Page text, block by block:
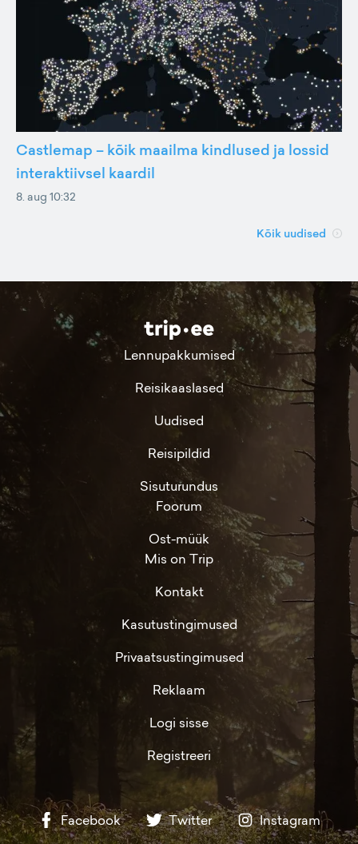
Castlemap – kõik maailma kindlused ja lossid
interaktiivsel kaardil
8. aug 10:32
Kõik uudised
Lennupakkumised
Reisikaaslased
Uudised
Reisipildid
Sisuturundus
Foorum
Ost-müük
Mis on Trip
Kontakt
Kasutustingimused
Privaatsustingimused
Reklaam
Logi sisse
Registreeri
Facebook Twitter Instagram